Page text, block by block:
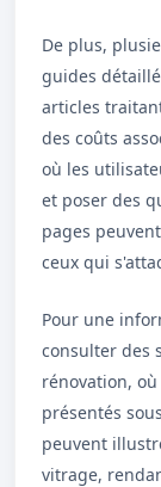
De plus,
guides
articles
des coûts
où les
et poser des
pages
ceux qui
Pour une
consulter des
rénovation,
présentés
peuvent
vitrage,